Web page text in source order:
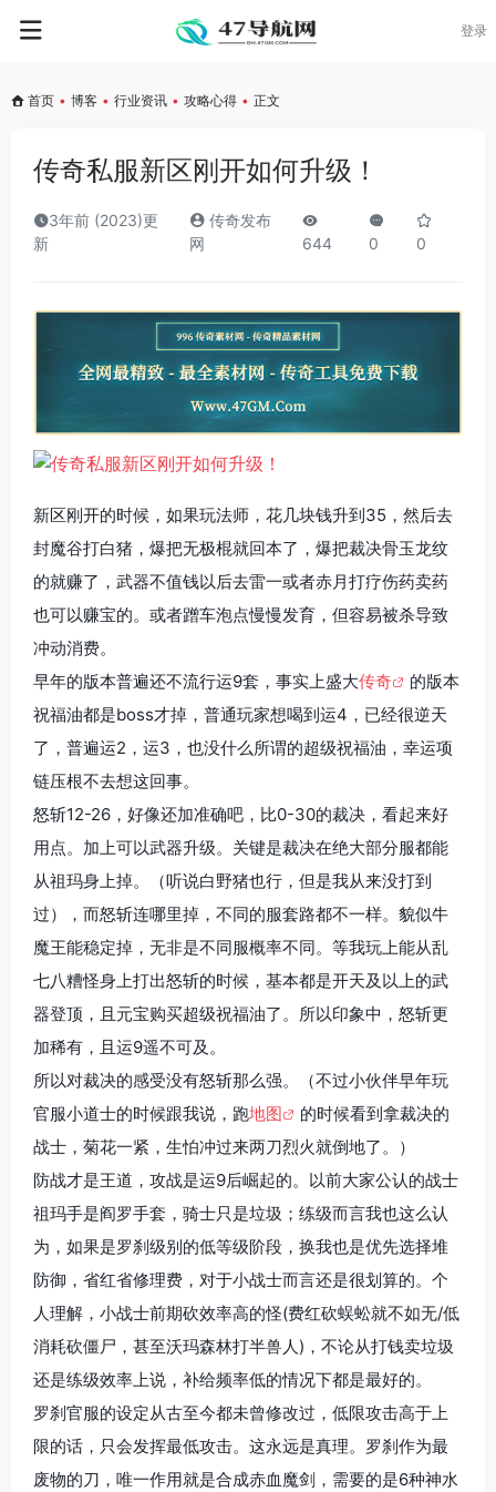
登录
首页 • 博客 • 行业资讯 • 攻略心得 • 正文
传奇私服新区刚开如何升级！
3年前 (2023)更
新
传奇发布
网
644 0 0
新区刚开的时候，如果玩法师，花几块钱升到35，然后去
封魔谷打白猪，爆把无极棍就回本了，爆把裁决骨玉龙纹
的就赚了，武器不值钱以后去雷一或者赤月打疗伤药卖药
也可以赚宝的。或者蹭车泡点慢慢发育，但容易被杀导致
冲动消费。
早年的版本普遍还不流行运9套，事实上盛大传奇
的版本
祝福油都是boss才掉，普通玩家想喝到运4，已经很逆天
了，普遍运2，运3，也没什么所谓的超级祝福油，幸运项
链压根不去想这回事。
怒斩12-26，好像还加准确吧，比0-30的裁决，看起来好
用点。加上可以武器升级。关键是裁决在绝大部分服都能
从祖玛身上掉。（听说白野猪也行，但是我从来没打到
过），而怒斩连哪里掉，不同的服套路都不一样。貌似牛
魔王能稳定掉，无非是不同服概率不同。等我玩上能从乱
七八糟怪身上打出怒斩的时候，基本都是开天及以上的武
器登顶，且元宝购买超级祝福油了。所以印象中，怒斩更
加稀有，且运9遥不可及。
所以对裁决的感受没有怒斩那么强。（不过小伙伴早年玩
官服小道士的时候跟我说，跑地图
的时候看到拿裁决的
战士，菊花一紧，生怕冲过来两刀烈火就倒地了。）
防战才是王道，攻战是运9后崛起的。以前大家公认的战士
祖玛手是阎罗手套，骑士只是垃圾；练级而言我也这么认
为，如果是罗刹级别的低等级阶段，换我也是优先选择堆
防御，省红省修理费，对于小战士而言还是很划算的。个
人理解，小战士前期砍效率高的怪(费红砍蜈蚣就不如无/低
消耗砍僵尸，甚至沃玛森林打半兽人)，不论从打钱卖垃圾
还是练级效率上说，补给频率低的情况下都是最好的。
罗刹官服的设定从古至今都未曾修改过，低限攻击高于上
限的话，只会发挥最低攻击。这永远是真理。罗刹作为最
废物的刀，唯一作用就是合成赤血魔剑，需要的是6种神水